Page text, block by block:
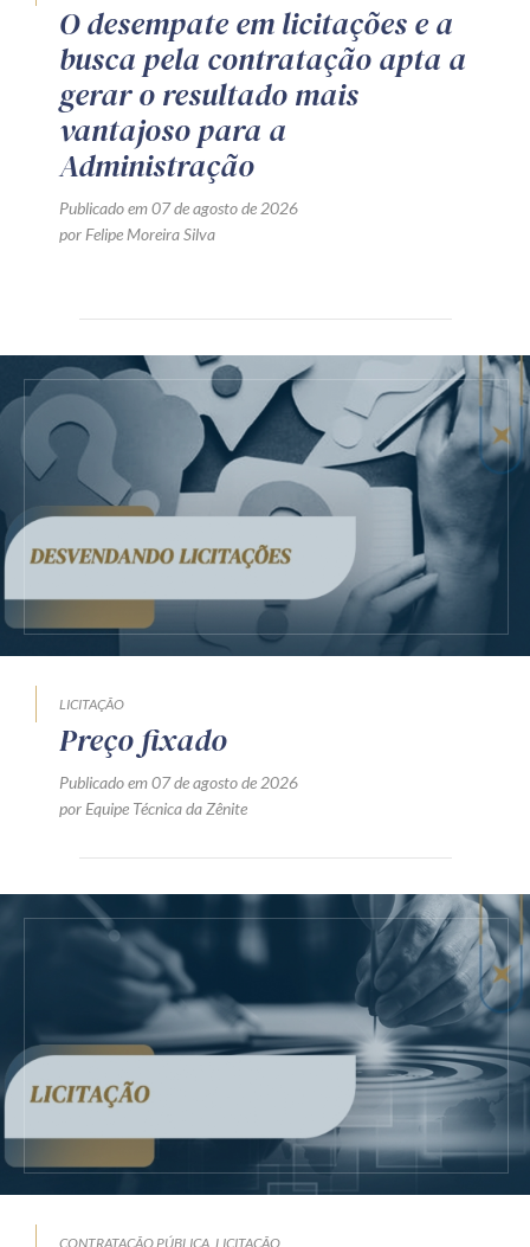
O desempate em licitações e a
busca pela contratação apta a
gerar o resultado mais
vantajoso para a
Administração
Publicado em 07 de agosto de 2026
por Felipe Moreira Silva
LICITAÇÃO
Preço fixado
Publicado em 07 de agosto de 2026
por Equipe Técnica da Zênite
CONTRATAÇÃO PÚBLICA LICITAÇÃO